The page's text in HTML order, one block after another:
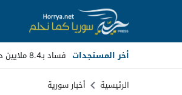
أخر المستجدات فساد بـ8.4 ملايين دولار في المصرف العقاري.. مسؤولون سابقون أم _
Stop
الرئيسية أخبار سورية